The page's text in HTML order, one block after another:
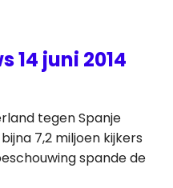
14 juni 2014
tegen Spanje
7,2 miljoen kijkers
spande de